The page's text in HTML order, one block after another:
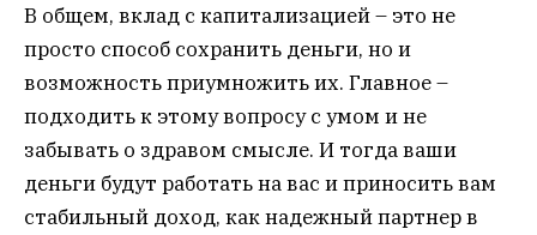
В общем, вклад с капитализацией – это не
просто способ сохранить деньги, но и
возможность приумножить их. Главное –
подходить к этому вопросу с умом и не
забывать о здравом смысле. И тогда ваши
деньги будут работать на вас и приносить вам
стабильный доход, как надежный партнер в